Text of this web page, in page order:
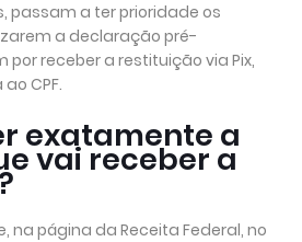
passam a ter prioridade os
a declaração pré-
receber a restituição via Pix,
CPF.
exatamente a
vai receber a
na página da Receita Federal, no